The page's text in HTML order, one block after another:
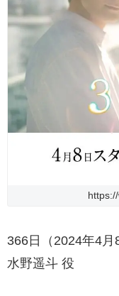
366日（2024年4
水野遥斗 役